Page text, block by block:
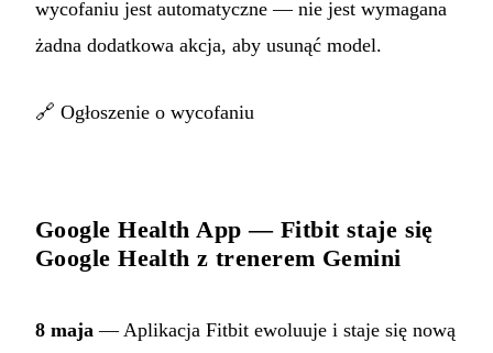
wycofaniu jest automatyczne — nie jest wymagana
żadna dodatkowa akcja, aby usunąć model.
🔗 Ogłoszenie o wycofaniu
Google Health App — Fitbit staje się
Google Health z trenerem Gemini
8 maja — Aplikacja Fitbit ewoluuje i staje się nową